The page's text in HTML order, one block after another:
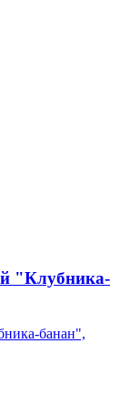
"Клубника-